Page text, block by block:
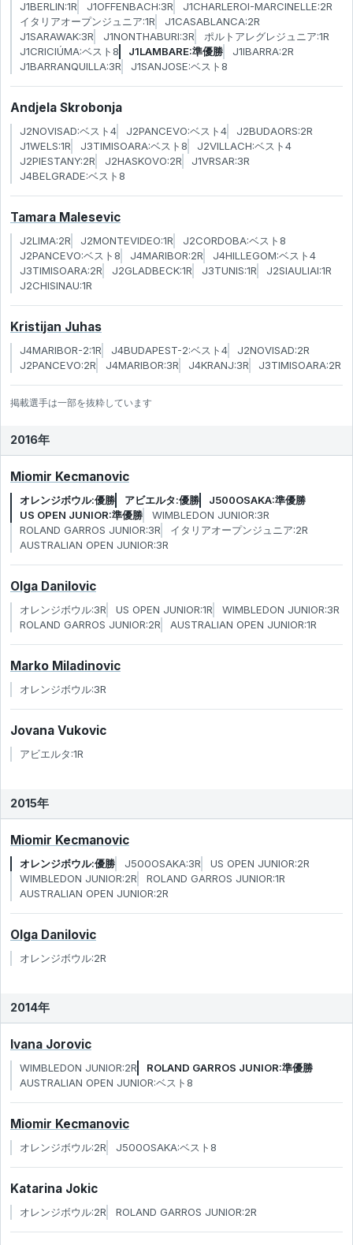
J1BERLIN:1R J1OFFENBACH:3R
J1CHARLEROI-MARCINELLE:2R
イタリアオープンジュニア:1R
J1CASABLANCA:2R
J1SARAWAK:3R
J1NONTHABURI:3R
ポルトアレグレジュニア:1R
J1CRICIÚMA:ベスト8
J1LAMBARE:準優勝
J1IBARRA:2R
J1BARRANQUILLA:3R
J1SANJOSE:ベスト8
Andjela Skrobonja
J2NOVISAD:ベスト4 J2PANCEVO:ベスト4
J2BUDAORS:2R
J1WELS:1R
J3TIMISOARA:ベスト8
J2VILLACH:ベスト4
J2PIESTANY:2R
J2HASKOVO:2R
J1VRSAR:3R
J4BELGRADE:ベスト8
Tamara Malesevic
J2LIMA:2R J2MONTEVIDEO:1R
J2CORDOBA:ベスト8
J2PANCEVO:ベスト8
J4MARIBOR:2R
J4HILLEGOM:ベスト4
J3TIMISOARA:2R
J2GLADBECK:1R J3TUNIS:1R
J2SIAULIAI:1R
J2CHISINAU:1R
Kristijan Juhas
J4MARIBOR-2:1R J4BUDAPEST-2:ベスト4
J2NOVISAD:2R
J2PANCEVO:2R
J4MARIBOR:3R J4KRANJ:3R J3TIMISOARA:2R
掲載選手は一部を抜粋しています
2016年
Miomir Kecmanovic
オレンジボウル:優勝 アビエルタ:優勝
J500OSAKA:準優勝
US OPEN JUNIOR:準優勝
WIMBLEDON JUNIOR:3R
ROLAND GARROS JUNIOR:3R
イタリアオープンジュニア:2R
AUSTRALIAN OPEN JUNIOR:3R
Olga Danilovic
オレンジボウル:3R US OPEN JUNIOR:1R
WIMBLEDON JUNIOR:3R
ROLAND GARROS JUNIOR:2R
AUSTRALIAN OPEN JUNIOR:1R
Marko Miladinovic
オレンジボウル:3R
Jovana Vukovic
アビエルタ:1R
2015年
Miomir Kecmanovic
オレンジボウル:優勝 J500OSAKA:3R
US OPEN JUNIOR:2R
WIMBLEDON JUNIOR:2R
ROLAND GARROS JUNIOR:1R
AUSTRALIAN OPEN JUNIOR:2R
Olga Danilovic
オレンジボウル:2R
2014年
Ivana Jorovic
WIMBLEDON JUNIOR:2R
ROLAND GARROS JUNIOR:準優勝
AUSTRALIAN OPEN JUNIOR:ベスト8
Miomir Kecmanovic
オレンジボウル:2R J500OSAKA:ベスト8
Katarina Jokic
オレンジボウル:2R ROLAND GARROS JUNIOR:2R